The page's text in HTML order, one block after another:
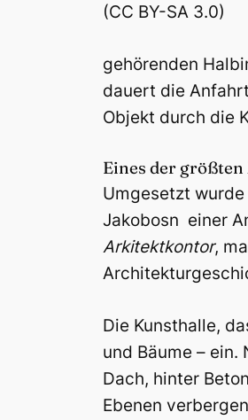
(CC BY-SA 3.0)
gehörenden
dauert die
Objekt durch die
Eines der größten
Umgesetzt
Jakobosn einer
Arkitektkontor,
Die Kunsthalle,
und Bäume –
Dach, hinter
Ebenen